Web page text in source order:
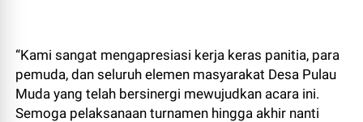
“Kami sangat mengapresiasi kerja keras panitia, para
pemuda, dan seluruh elemen masyarakat Desa Pulau
Muda yang telah bersinergi mewujudkan acara ini.
Semoga pelaksanaan turnamen hingga akhir nanti